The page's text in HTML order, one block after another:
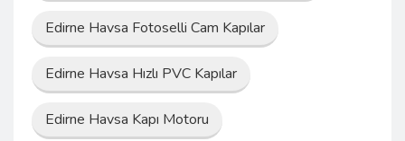
Edirne Havsa Fotoselli Cam Kapılar
Edirne Havsa Hızlı PVC Kapılar
Edirne Havsa Kapı Motoru